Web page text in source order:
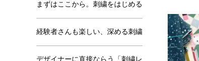
まずはここから。刺繍をはじめる
経験者さんも楽しい、深める刺繍
デザイナーに直接ならう「刺繍レ